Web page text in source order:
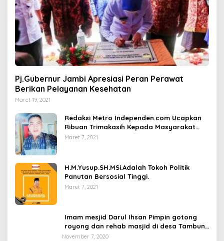
Pj.Gubernur Jambi Apresiasi Peran Perawat
Berikan Pelayanan Kesehatan
Maret 19, 2021
Redaksi Metro Independen.com Ucapkan
Ribuan Trimakasih Kepada Masyarakat
Pengunjung Dan Pembaca.
Maret 7, 2021
H.M.Yusup.SH.MSi.Adalah Tokoh Politik
Panutan Bersosial Tinggi.
Maret 7, 2021
Imam mesjid Darul Ihsan Pimpin gotong
royong dan rehab masjid di desa Tambun
Arang Kecamatan Sumay, kabupaten tebo
November 7, 2020